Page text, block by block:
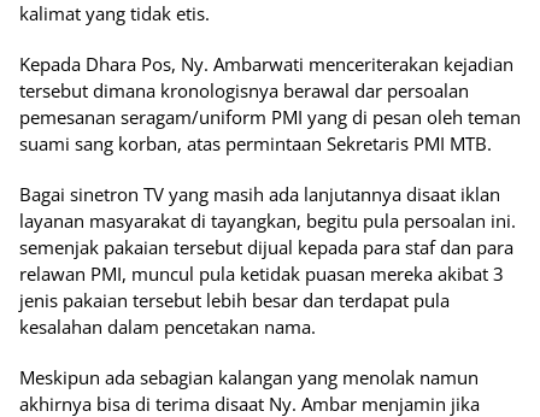
kalimat yang tidak etis.
Kepada Dhara Pos, Ny. Ambarwati menceriterakan kejadian
tersebut dimana kronologisnya berawal dar persoalan
pemesanan seragam/uniform PMI yang di pesan oleh teman
suami sang korban, atas permintaan Sekretaris PMI MTB.
Bagai sinetron TV yang masih ada lanjutannya disaat iklan
layanan masyarakat di tayangkan, begitu pula persoalan ini.
semenjak pakaian tersebut dijual kepada para staf dan para
relawan PMI, muncul pula ketidak puasan mereka akibat 3
jenis pakaian tersebut lebih besar dan terdapat pula
kesalahan dalam pencetakan nama.
Meskipun ada sebagian kalangan yang menolak namun
akhirnya bisa di terima disaat Ny. Ambar menjamin jika